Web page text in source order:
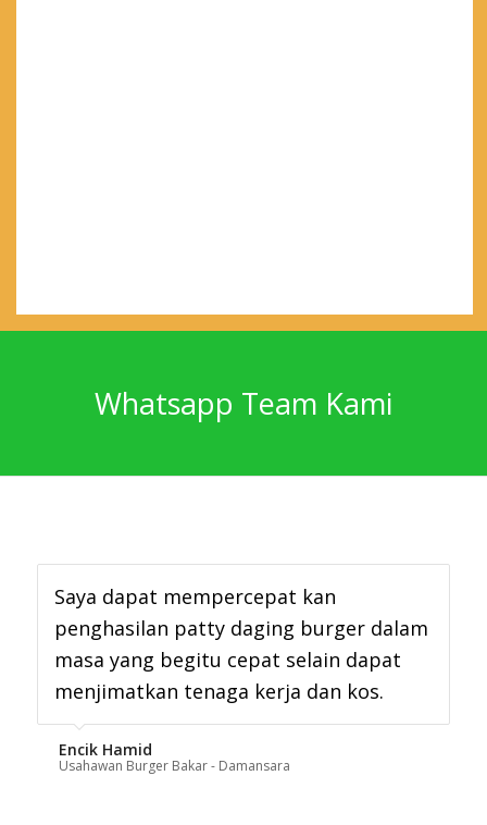
Whatsapp Team Kami
Saya dapat mempercepat kan
penghasilan patty daging burger dalam
masa yang begitu cepat selain dapat
menjimatkan tenaga kerja dan kos.
Encik Hamid
Usahawan Burger Bakar - Damansara